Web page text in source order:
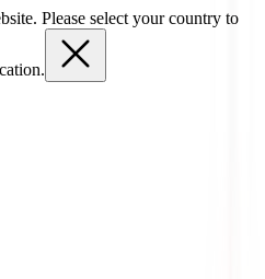
Please select your country to